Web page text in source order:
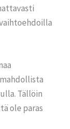
Tällöin
ole paras